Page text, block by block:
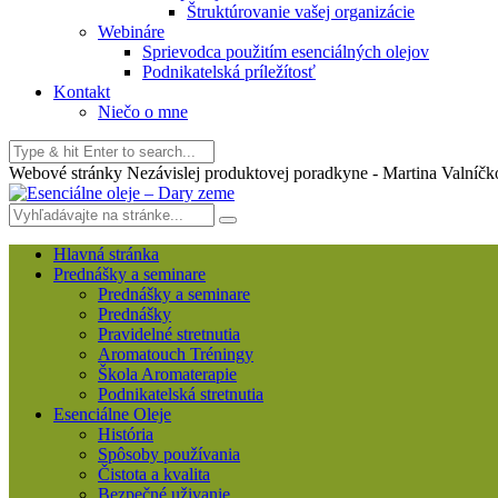
Štruktúrovanie vašej organizácie
Webináre
Sprievodca použitím esenciálných olejov
Podnikatelská príležítosť
Kontakt
Niečo o mne
Webové stránky Nezávislej produktovej poradkyne - Martina
Hlavná stránka
Prednášky a seminare
Prednášky a seminare
Prednášky
Pravidelné stretnutia
Aromatouch Tréningy
Škola Aromaterapie
Podnikatelská stretnutia
Esenciálne Oleje
História
Spôsoby používania
Čistota a kvalita
Bezpečné uživanie